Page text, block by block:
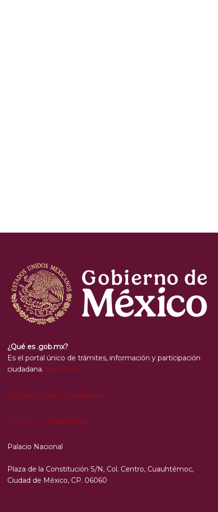
¿Qué es .gob.mx?
Es el portal único de trámites, información y participación
ciudadana. Leer más
Declaración de Accesibilidad
Términos y Condiciones
Palacio Nacional
Plaza de la Constitución S/N, Col. Centro, Cuauhtémoc,
Ciudad de México, CP. 06060